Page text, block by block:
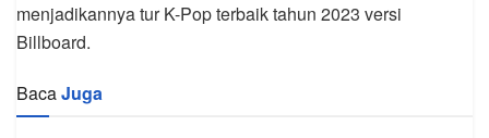
menjadikannya tur K-Pop terbaik tahun 2023 versi
Billboard.
BacaJuga